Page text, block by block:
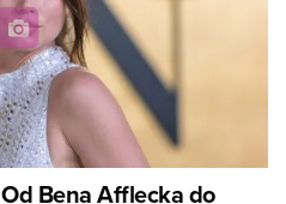
Od Bena Afflecka do